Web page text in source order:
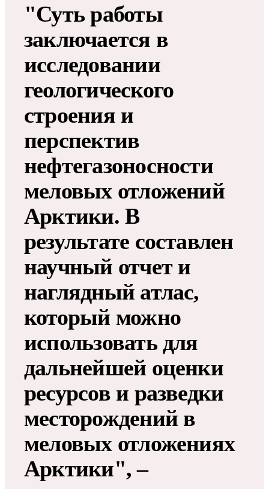
"Суть работы
заключается в
исследовании
геологического
строения и
перспектив
нефтегазоносности
меловых отложений
Арктики. В
результате составлен
научный отчет и
наглядный атлас,
который можно
использовать для
дальнейшей оценки
ресурсов и разведки
месторождений в
меловых отложениях
Арктики", –